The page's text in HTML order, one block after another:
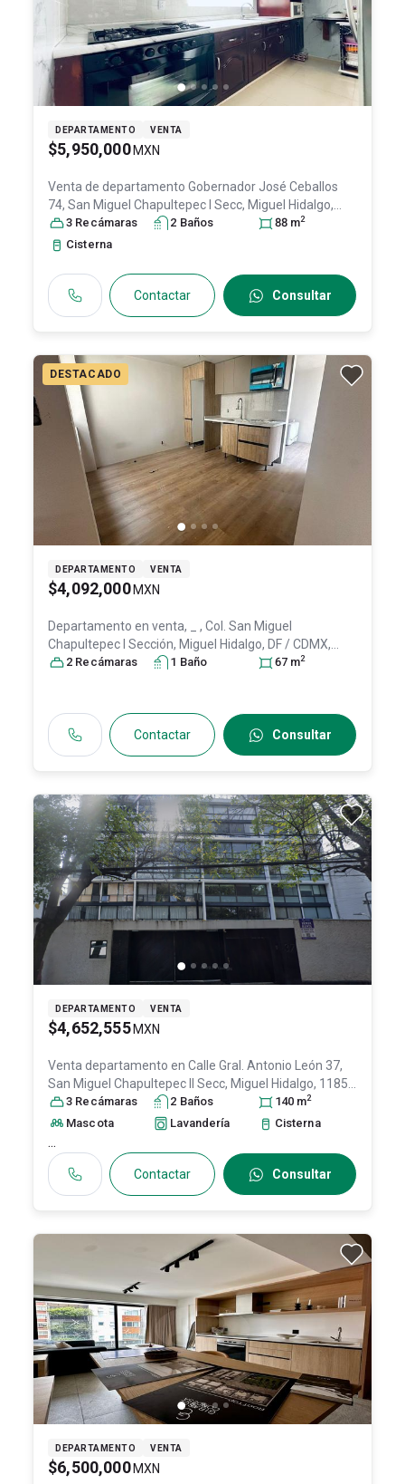
DEPARTAMENTO VENTA
$5,950,000 MXN
Venta de departamento Gobernador José Ceballos
74, San Miguel Chapultepec I Secc, Miguel Hidalgo,
11850 Ciudad de México, #74, Col. San Miguel
Chapultepec I Sección,
3 Recámaras 2 Baños 88 m2
Cisterna
Contactar Consultar
DESTACADO
DEPARTAMENTO VENTA
$4,092,000 MXN
Departamento en venta,
_ , Col. San Miguel
Chapultepec I Sección, Miguel Hidalgo, DF / CDMX,
México, C.P. 11850 , ID:31408884
2 Recámaras 1 Baño 67 m2
Contactar Consultar
DEPARTAMENTO VENTA
$4,652,555 MXN
Venta departamento en Calle Gral. Antonio León 37,
San Miguel Chapultepec II Secc, Miguel Hidalgo, 11850
Ciudad de México, #37, Col. San Miguel Chapultepec I
Sección,Miguel Hidalgo, DF / CDMX , México, C.P.
3 Recámaras 2 Baños 140 m2
Mascota Lavandería Cisterna
...
Contactar Consultar
DEPARTAMENTO VENTA
$6,500,000 MXN